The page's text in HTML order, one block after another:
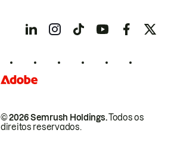
© 2026 Semrush Holdings.Todos os
direitos reservados.